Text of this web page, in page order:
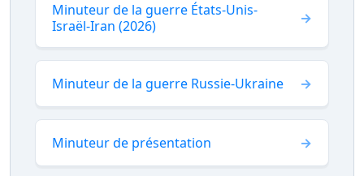
Minuteur de la guerre États-Unis-
Israël-Iran (2026)
Minuteur de la guerre Russie-Ukraine
Minuteur de présentation